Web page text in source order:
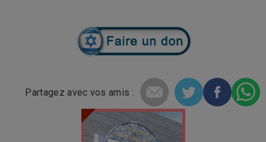
Partagez avec vos amis :